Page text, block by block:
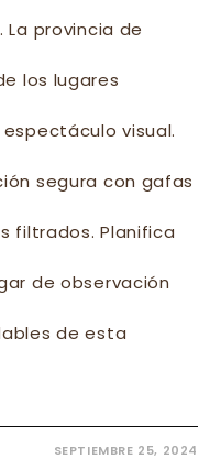
La provincia de
los lugares
visual.
segura con gafas
filtrados. Planifica
de observación
de esta
SEPTIEMBRE 25, 2024